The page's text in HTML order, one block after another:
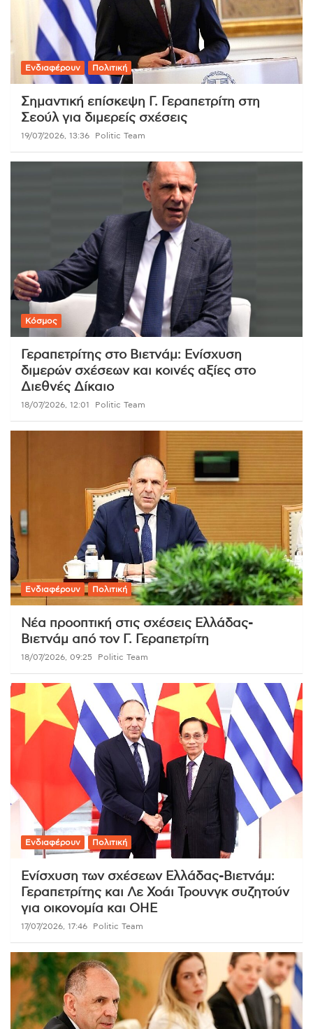
Ενδιαφέρουν Πολιτική
Σημαντική επίσκεψη Γ. Γεραπετρίτη στη
Σεούλ για διμερείς σχέσεις
19/07/2026, 13:36 Politic Team
Κόσμος
Γεραπετρίτης στο Βιετνάμ: Ενίσχυση
διμερών σχέσεων και κοινές αξίες στο
Διεθνές Δίκαιο
18/07/2026, 12:01 Politic Team
Ενδιαφέρουν Πολιτική
Νέα προοπτική στις σχέσεις Ελλάδας-
Βιετνάμ από τον Γ. Γεραπετρίτη
18/07/2026, 09:25 Politic Team
Ενδιαφέρουν Πολιτική
Ενίσχυση των σχέσεων Ελλάδας-Βιετνάμ:
Γεραπετρίτης και Λε Χοάι Τρουνγκ συζητούν
για οικονομία και ΟΗΕ
17/07/2026, 17:46 Politic Team